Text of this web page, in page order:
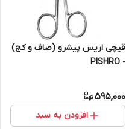
قیچی اریس پیشرو (صاف و کج)
- PISHRO
595,000
افزودن به سبد